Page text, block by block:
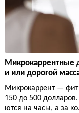
Микрокаррентные
и или дорогой
Микрокаррент —
150 до 500
ются на часы, а за